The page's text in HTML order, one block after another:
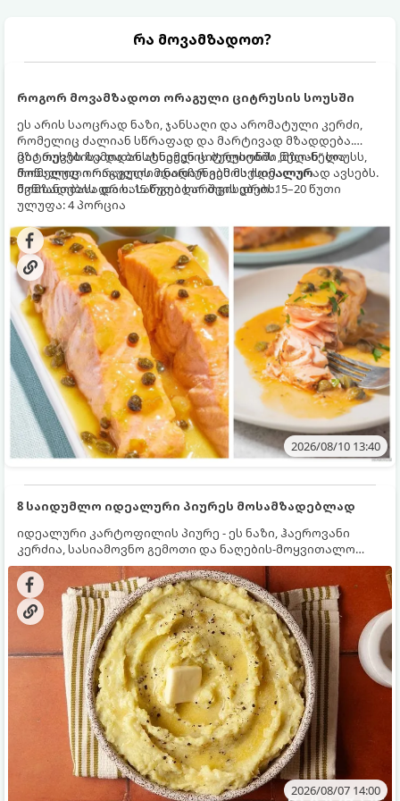
რა მოვამზადოთ?
როგორ მოვამზადოთ ორაგული ციტრუსის სოუსში
ეს არის საოცრად ნაზი, ჯანსაღი და არომატული კერძი,
რომელიც ძალიან სწრაფად და მარტივად მზადდება.
ციტრუსებისა და ბოსტნეულის ბულიონში ნელ-ნელა
მოწალული ორაგული ინარჩუნებს მაქსიმალურ
წვნიანობასა და სასარგებლო თვისებებს.
მზა თევზს ზემოდან ასხამენ ციტრუსების „მზიან“ სოუსს,
რომელიც ორაგულის მდიდარ გემოს იდეალურად ავსებს.
მომზადების დრო: 15 წუთი ხარშვის დრო: 15–20 წუთი
ულუფა: 4 პორცია
2026/08/10 13:40
8 საიდუმლო იდეალური პიურეს მოსამზადებლად
იდეალური კარტოფილის პიურე - ეს ნაზი, ჰაეროვანი
კერძია, სასიამოვნო გემოთი და ნაღების-მოყვითალო
ფერით. მისი მომზადება ძალიან მარტივია, მაგრამ
არსებობს რამდენიმე საიდუმლო, რომლებიც უნდა
იცოდეთ, რომ პიურე იდეალურად გემრიელი გამოვიდეს.
2026/08/07 14:00